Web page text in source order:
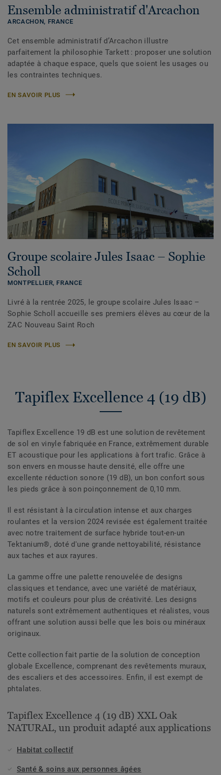
Ensemble administratif d'Arcachon
ARCACHON, FRANCE
Cet ensemble administratif d’Arcachon illustre
parfaitement la philosophie Tarkett : proposer une solution
adaptée à chaque espace, quels que soient les usages ou
les contraintes techniques.
EN SAVOIR PLUS
Groupe scolaire Jules Isaac – Sophie
Scholl
MONTPELLIER, FRANCE
Livré à la rentrée 2025, le groupe scolaire Jules Isaac –
Sophie Scholl accueille ses premiers élèves au cœur de la
ZAC Nouveau Saint Roch
EN SAVOIR PLUS
Tapiflex Excellence 4 (19 dB)
Tapiflex Excellence 19 dB est une solution de revêtement
de sol en vinyle fabriquée en France, extrêmement durable
ET acoustique pour les applications à fort trafic. Grâce à
son envers en mousse haute densité, elle offre une
excellente réduction sonore (19 dB), un bon confort sous
les pieds grâce à son poinçonnement de 0,10 mm.
Il est résistant à la circulation intense et aux charges
roulantes et la version 2024 revisée est également traitée
avec notre traitement de surface hybride tout-en-un
Tektanium®, doté d'une grande nettoyabilité, résistance
aux taches et aux rayures.
La gamme offre une palette renouvelée de designs
classiques et tendance, avec une variété de matériaux,
motifs et couleurs pour plus de créativité. Les designs
naturels sont extrêmement authentiques et réalistes, vous
offrant une solution aussi belle que les bois ou minéraux
originaux.
Cette collection fait partie de la solution de conception
globale Excellence, comprenant des revêtements muraux,
des escaliers et des accessoires. Enfin, il est exempt de
phtalates.
Tapiflex Excellence 4 (19 dB) XXL Oak
NATURAL, un produit adapté aux applications
Habitat collectif
Santé & soins aux personnes âgées